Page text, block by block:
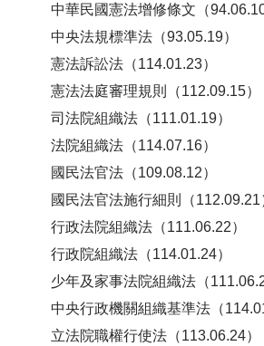
中華民國憲法增修條文（94.06.10
中央法規標準法（93.05.19）
憲法訴訟法（114.01.23）
憲法法庭審理規則（112.09.15）
司法院組織法（111.01.19）
法院組織法（114.07.16）
國民法官法（109.08.12）
國民法官法施行細則（112.09.21
行政法院組織法（111.06.22）
行政院組織法（114.01.24）
少年及家事法院組織法（
中央行政機關組織基準法（
立法院職權行使法（113.06.24）